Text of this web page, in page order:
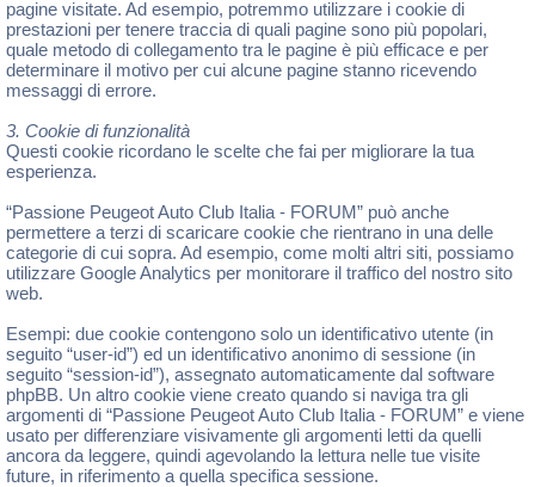
pagine visitate. Ad esempio, potremmo utilizzare i cookie di
prestazioni per tenere traccia di quali pagine sono più popolari,
quale metodo di collegamento tra le pagine è più efficace e per
determinare il motivo per cui alcune pagine stanno ricevendo
messaggi di errore.
3. Cookie di funzionalità
Questi cookie ricordano le scelte che fai per migliorare la tua
esperienza.
“Passione Peugeot Auto Club Italia - FORUM” può anche
permettere a terzi di scaricare cookie che rientrano in una delle
categorie di cui sopra. Ad esempio, come molti altri siti, possiamo
utilizzare Google Analytics per monitorare il traffico del nostro sito
web.
Esempi: due cookie contengono solo un identificativo utente (in
seguito “user-id”) ed un identificativo anonimo di sessione (in
seguito “session-id”), assegnato automaticamente dal software
phpBB. Un altro cookie viene creato quando si naviga tra gli
argomenti di “Passione Peugeot Auto Club Italia - FORUM” e viene
usato per differenziare visivamente gli argomenti letti da quelli
ancora da leggere, quindi agevolando la lettura nelle tue visite
future, in riferimento a quella specifica sessione.